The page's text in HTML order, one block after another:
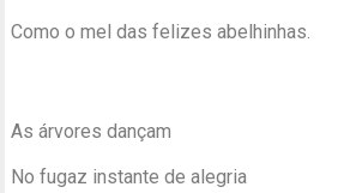
Como o mel das felizes abelhinhas.
As árvores dançam
No fugaz instante de alegria